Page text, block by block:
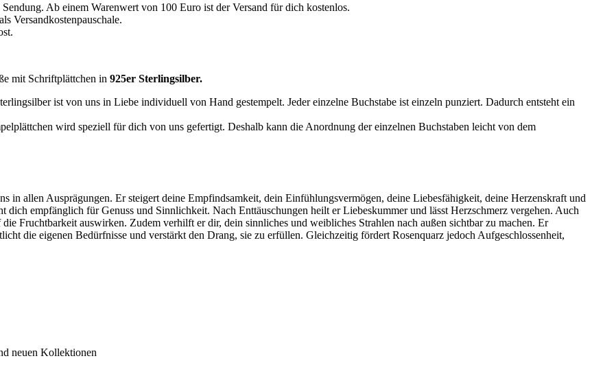
Ab einem Warenwert von 100 Euro ist der Versand für dich kostenlos.
Versandkostenpauschale.
mit Schriftplättchen in 925er Sterlingsilber.
ist von uns in Liebe individuell von Hand gestempelt. Jeder einzelne Buchstabe ist einzeln punziert. Dadurch entsteht ein
wird speziell für dich von uns gefertigt. Deshalb kann die Anordnung der einzelnen Buchstaben leicht von dem
in allen Ausprägungen. Er steigert deine Empfindsamkeit, dein Einfühlungsvermögen, deine Liebesfähigkeit, deine Herzenskraft und
dich empfänglich fürGenuss und Sinnlichkeit. Nach Enttäuschungen heilt er Liebeskummer und lässt Herzschmerz vergehen. Auch
Fruchtbarkeit auswirken. Zudem verhilft er dir, dein sinnliches und weibliches Strahlen nach außen sichtbar zu machen. Er
die eigenen Bedürfnisse und verstärkt den Drang, sie zu erfüllen. Gleichzeitig fördert Rosenquarz jedoch Aufgeschlossenheit,
neuen Kollektionen